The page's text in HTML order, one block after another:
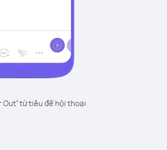
Out" từ tiêu đề hội thoại